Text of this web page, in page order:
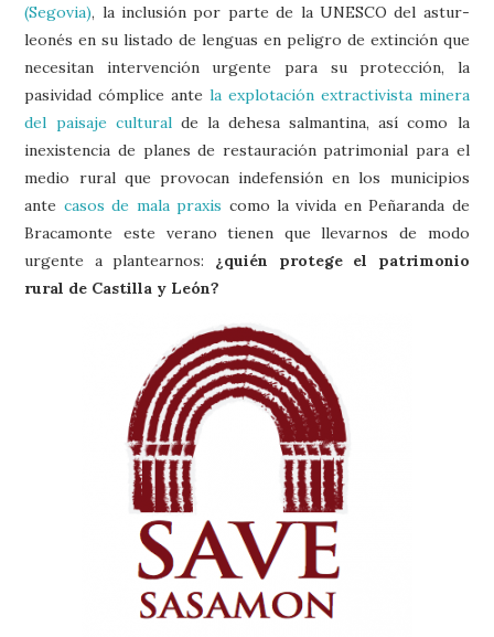
(Segovia), la inclusión por parte de la UNESCO del astur-
leonés en su listado de lenguas en peligro de extinción que
necesitan intervención urgente para su protección, la
pasividad cómplice ante la explotación extractivista minera
del paisaje culturalde la dehesa salmantina, así como la
inexistencia de planes de restauración patrimonial para el
medio rural que provocan indefensión en los municipios
ante casos de mala praxis como la vivida en Peñaranda de
Bracamonte este verano tienen que llevarnos de modo
urgente a plantearnos: ¿quién protege el patrimonio
rural de Castilla y León?